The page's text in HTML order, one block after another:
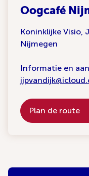
Oogcafé
Koninklijke Visio,
Nijmegen
Informatie en
Plan de route